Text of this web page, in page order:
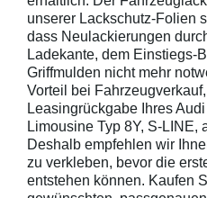
unserer Lackschutz-Folien
dass Neulackierungen
Ladekante, dem Einstiegs-
Griffmulden nicht mehr
Vorteil bei
Leasingrückgabe Ihres
Limousine Typ 8Y, S-LINE,
Deshalb empfehlen wir
zu verkleben, bevor die
entstehen können. Kaufen